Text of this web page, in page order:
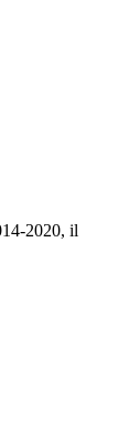
2020, il